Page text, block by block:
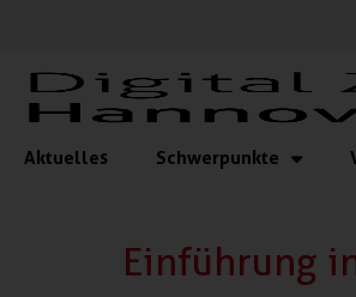
Aktuelles Schwerpunkte
Einführung